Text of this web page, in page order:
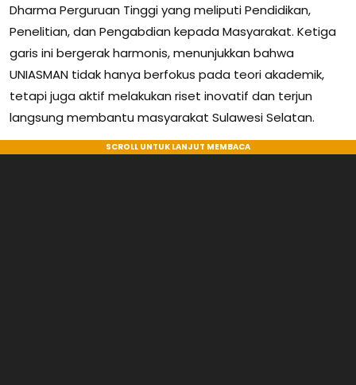
Dharma Perguruan Tinggi yang meliputi Pendidikan,
Penelitian, dan Pengabdian kepada Masyarakat. Ketiga
garis ini bergerak harmonis, menunjukkan bahwa
UNIASMAN tidak hanya berfokus pada teori akademik,
tetapi juga aktif melakukan riset inovatif dan terjun
langsung membantu masyarakat Sulawesi Selatan.